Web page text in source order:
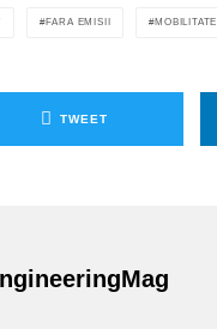
FARA EMISII MOBILITATE
TWEET